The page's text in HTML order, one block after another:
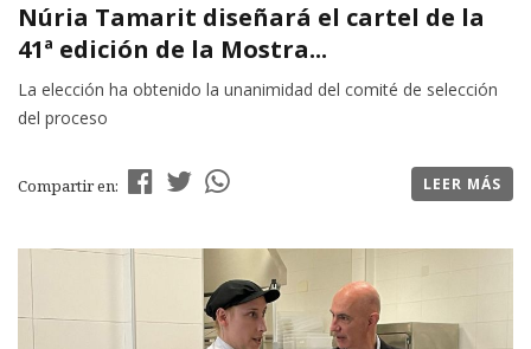
Núria Tamarit diseñará el cartel de la
41ª edición de la Mostra...
La elección ha obtenido la unanimidad del comité de selección
del proceso
Compartir en: LEER MÁS